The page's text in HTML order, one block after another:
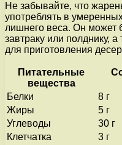
Не забывайте, что
употреблять в
лишнего веса. Он может
завтраку или полднику,
для приготовления
Питательные
вещества
Белки
8 г
Жиры
5 г
Углеводы
30 г
Клетчатка
3 г